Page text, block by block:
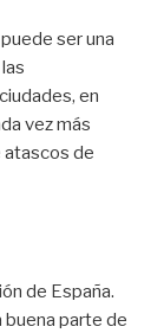
ser una
en
vez más
atascos de
de España.
parte de